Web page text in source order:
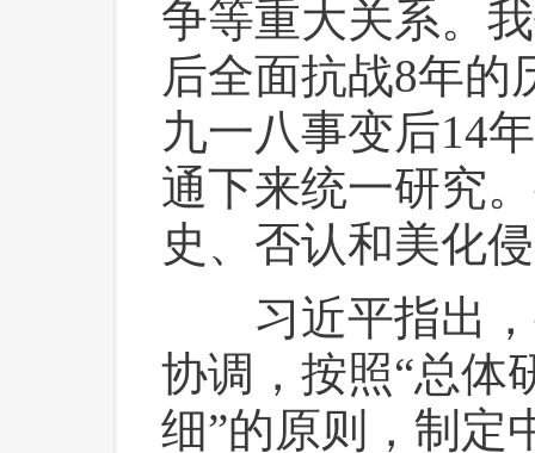
争等重大关系。
后全面抗战8年的
九一八事变后14
通下来统一研究
史、否认和美化
习近平指出，
协调，按照“总体
细”的原则，制定